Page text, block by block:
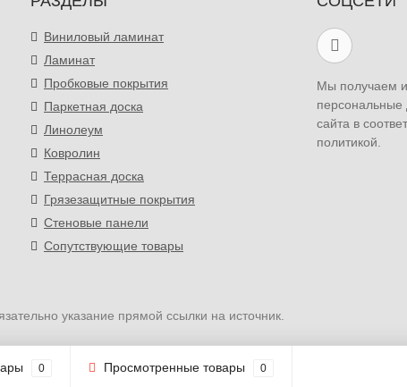
Виниловый ламинат
Ламинат
Пробковые покрытия
Паркетная доска
Линолеум
Ковролин
Террасная доска
Грязезащитные покрытия
Стеновые панели
Сопутствующие товары
Мы получаем
персональные
сайта в
политикой.
указание прямой ссылки на источник.
0 Просмотренные товары 0